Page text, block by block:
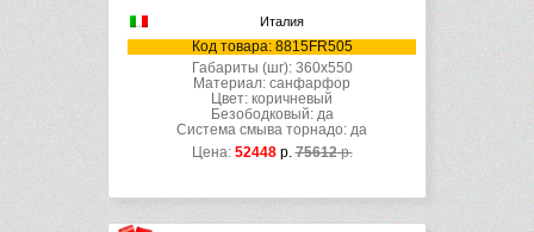
Италия
Код товара: 8815FR505
Габариты (шг): 360x550
Материал: санфарфор
Цвет: коричневый
Безободковый: да
Система смыва торнадо: да
Цена: 52448р.75612р.